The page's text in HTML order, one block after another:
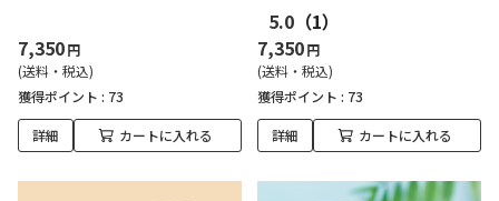
7,350円
(送料・税込)
獲得ポイント : 73
詳細 カートに入れる
5.0 （1）
7,350円
(送料・税込)
獲得ポイント : 73
詳細 カートに入れる